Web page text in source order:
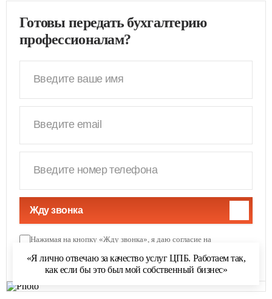
Готовы передать бухгалтерию
профессионалам?
Жду звонка
Нажимая на кнопку «Жду звонка», я даю согласие на
политикой обработки персональных данных
«Я лично отвечаю за качество услуг ЦПБ. Работаем так,
как если бы это был мой собственный бизнес»